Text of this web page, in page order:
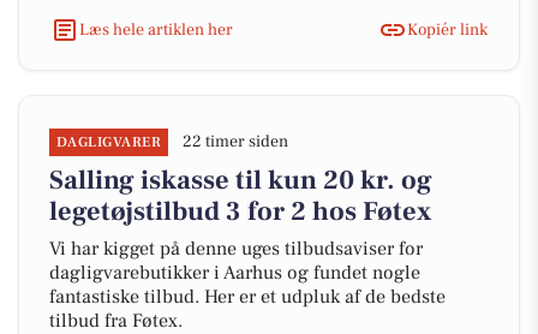
Læs hele artiklen her Kopiér link
DAGLIGVARER 22 timer siden
Salling iskasse til kun 20 kr. og
legetøjstilbud 3 for 2 hos Føtex
Vi har kigget på denne uges tilbudsaviser for
dagligvarebutikker i Aarhus og fundet nogle
fantastiske tilbud. Her er et udpluk af de bedste
tilbud fra Føtex.